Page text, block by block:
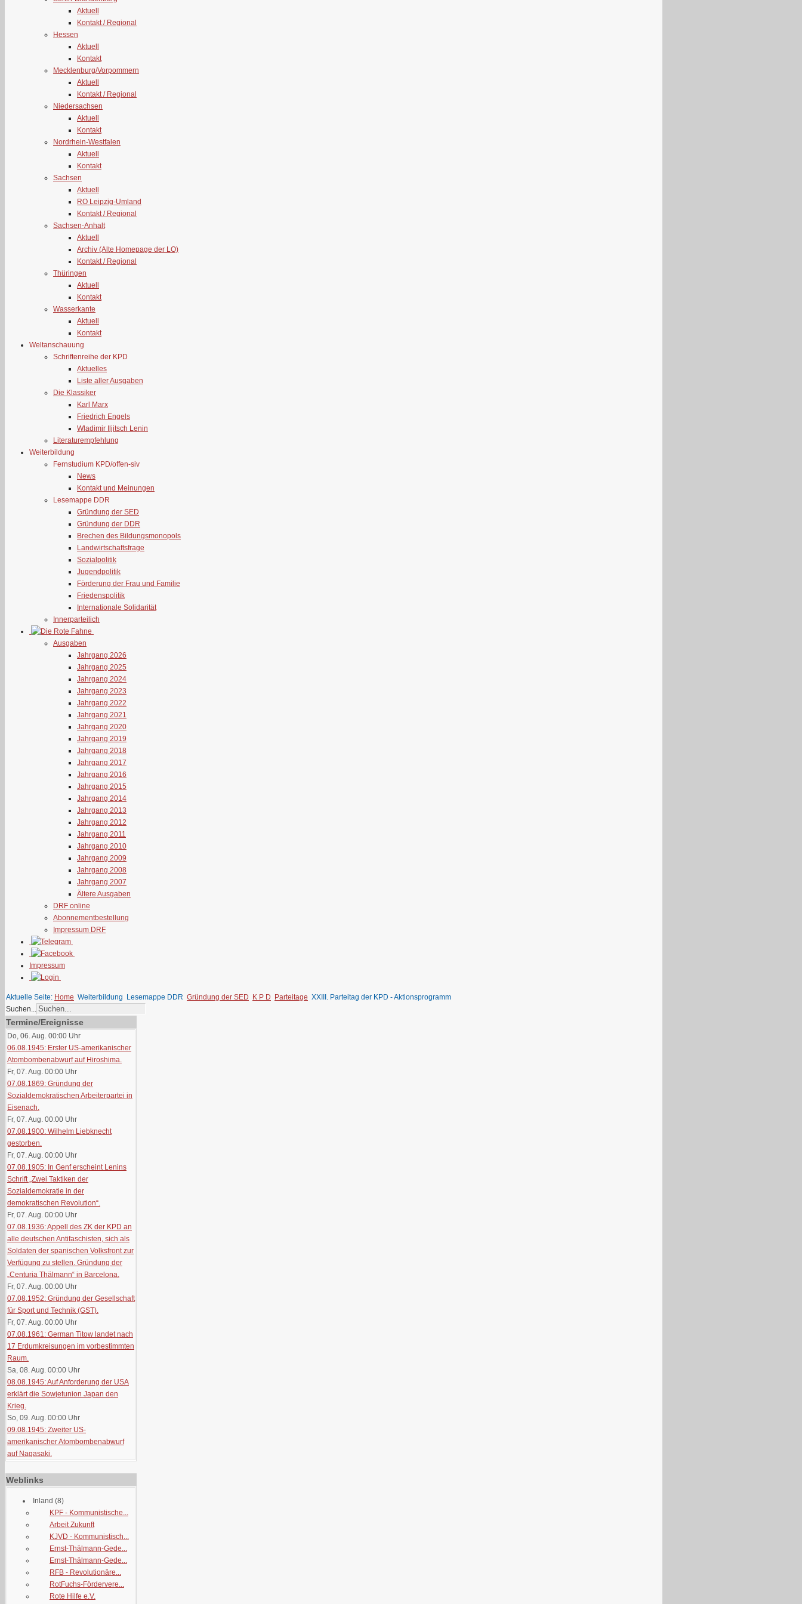
Aktuell
Kontakt / Regional
Hessen
Aktuell
Kontakt
Mecklenburg/Vorpommern
Aktuell
Kontakt / Regional
Niedersachsen
Aktuell
Kontakt
Nordrhein-Westfalen
Aktuell
Kontakt
Sachsen
Aktuell
RO Leipzig-Umland
Kontakt / Regional
Sachsen-Anhalt
Aktuell
Archiv (Alte Homepage der LO)
Kontakt / Regional
Thüringen
Aktuell
Kontakt
Wasserkante
Aktuell
Kontakt
Weltanschauung
Schriftenreihe der KPD
Aktuelles
Liste aller Ausgaben
Die Klassiker
Karl Marx
Friedrich Engels
Wladimir Iljitsch Lenin
Literaturempfehlung
Weiterbildung
Fernstudium KPD/offen-siv
News
Kontakt und Meinungen
Lesemappe DDR
Gründung der SED
Gründung der DDR
Brechen des Bildungsmonopols
Landwirtschaftsfrage
Sozialpolitik
Jugendpolitik
Förderung der Frau und Familie
Friedenspolitik
Internationale Solidarität
Innerparteilich
Ausgaben
Jahrgang 2026
Jahrgang 2025
Jahrgang 2024
Jahrgang 2023
Jahrgang 2022
Jahrgang 2021
Jahrgang 2020
Jahrgang 2019
Jahrgang 2018
Jahrgang 2017
Jahrgang 2016
Jahrgang 2015
Jahrgang 2014
Jahrgang 2013
Jahrgang 2012
Jahrgang 2011
Jahrgang 2010
Jahrgang 2009
Jahrgang 2008
Jahrgang 2007
Ältere Ausgaben
DRF online
Abonnementbestellung
Impressum DRF
Impressum
Aktuelle Seite: Home Weiterbildung Lesemappe DDR Gründung der SED K P D Parteitage XXIII. Parteitag der KPD - Aktionsprogramm
Suchen...
Termine/Ereignisse
Do, 06. Aug. 00:00 Uhr
06.08.1945: Erster US-amerikanischer
Atombombenabwurf auf Hiroshima.
Fr, 07. Aug. 00:00 Uhr
07.08.1869: Gründung der
Sozialdemokratischen Arbeiterpartei in
Eisenach.
Fr, 07. Aug. 00:00 Uhr
07.08.1900: Wilhelm Liebknecht
gestorben.
Fr, 07. Aug. 00:00 Uhr
07.08.1905: In Genf erscheint Lenins
Schrift „Zwei Taktiken der
Sozialdemokratie in der
demokratischen Revolution“.
Fr, 07. Aug. 00:00 Uhr
07.08.1936: Appell des ZK der KPD an
alle deutschen Antifaschisten, sich als
Soldaten der spanischen Volksfront zur
Verfügung zu stellen. Gründung der
„Centuria Thälmann“ in Barcelona.
Fr, 07. Aug. 00:00 Uhr
07.08.1952: Gründung der Gesellschaft
für Sport und Technik (GST).
Fr, 07. Aug. 00:00 Uhr
07.08.1961: German Titow landet nach
17 Erdumkreisungen im vorbestimmten
Raum.
Sa, 08. Aug. 00:00 Uhr
08.08.1945: Auf Anforderung der USA
erklärt die Sowjetunion Japan den
Krieg.
So, 09. Aug. 00:00 Uhr
09.08.1945: Zweiter US-
amerikanischer Atombombenabwurf
auf Nagasaki.
Weblinks
Inland (8)
KPF - Kommunistische...
Arbeit Zukunft
KJVD - Kommunistisch...
Ernst-Thälmann-Gede...
Ernst-Thälmann-Gede...
RFB - Revolutionäre...
RotFuchs-Fördervere...
Rote Hilfe e.V.